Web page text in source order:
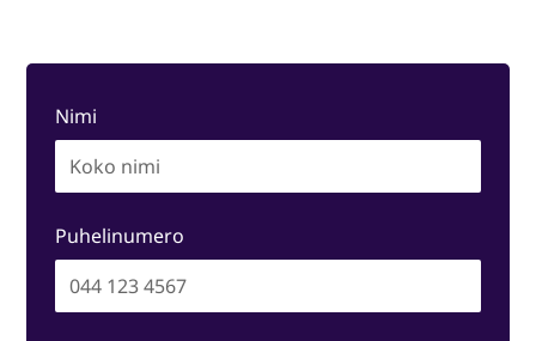
Nimi
Puhelinumero